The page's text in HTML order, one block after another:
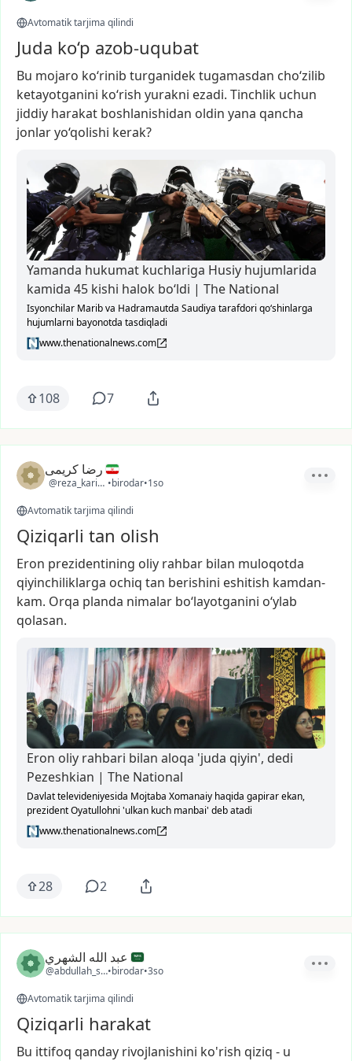
Avtomatik tarjima qilindi
Juda ko‘p azob-uqubat
Bu mojaro ko‘rinib turganidektugamasdan cho‘zilib
ketayotganini ko‘rish yurakni ezadi. Tinchlik uchun
jiddiy harakat boshlanishidan oldin yana qancha
jonlaryo‘qolishi kerak?
Yamanda hukumat kuchlariga Husiy hujumlarida
kamida 45 kishi halok bo‘ldi | The National
Isyonchilar Marib va Hadramautda Saudiya tarafdori qo‘shinlarga
hujumlarni bayonotda tasdiqladi
www.thenationalnews.com
108 7
رضا کریمی
@reza_karimi2
•birodar•1so
Avtomatik tarjima qilindi
Qiziqarli tan olish
Eron prezidentining oliy rahbar bilan muloqotda
qiyinchiliklarga ochiq tan berishini eshitish kamdan-
kam. Orqa planda nimalar bo‘layotganini o‘ylab
qolasan.
Eron oliy rahbari bilan aloqa 'juda qiyin', dedi
Pezeshkian | The National
Davlat televideniyesida Mojtaba Xomanaiy haqida gapirar ekan,
prezident Oyatullohni 'ulkan kuch manbai' deb atadi
www.thenationalnews.com
28 2
عبد الله الشهري
@abdullah_sa20
•birodar•3so
Avtomatik tarjima qilindi
Qiziqarli harakat
Bu ittifoq qanday rivojlanishini ko'rish qiziq - u